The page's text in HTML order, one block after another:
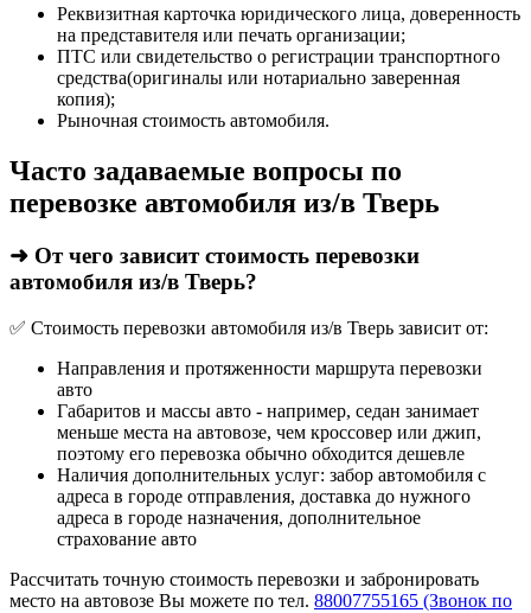
Реквизитная карточка юридического лица, доверенность
на представителя или печать организации;
ПТС или свидетельство о регистрации транспортного
средства(оригиналы или нотариально заверенная
копия);
Рыночная стоимость автомобиля.
Часто задаваемые вопросы по
перевозке автомобиля из/в Тверь
➜ От чего зависит стоимость перевозки
автомобиля из/в Тверь?
✅ Стоимость перевозки автомобиля из/в Тверь зависит от:
Направления и протяженности маршрута перевозки
авто
Габаритов и массы авто - например, седан занимает
меньше места на автовозе, чем кроссовер или джип,
поэтому его перевозка обычно обходится дешевле
Наличия дополнительных услуг: забор автомобиля с
адреса в городе отправления, доставка до нужного
адреса в городе назначения, дополнительное
страхование авто
Рассчитать точную стоимость перевозки и забронировать
место на автовозе Вы можете по тел. 88007755165 (Звонок по